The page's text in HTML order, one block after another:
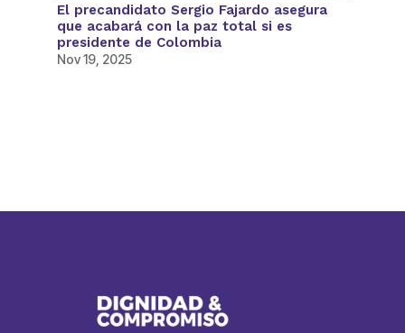
El precandidato Sergio Fajardo asegura
que acabará con la paz total si es
presidente de Colombia
Nov 19, 2025